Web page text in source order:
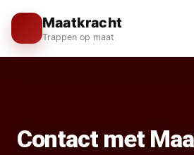
Maatkracht
Trappen op maat
Contact met